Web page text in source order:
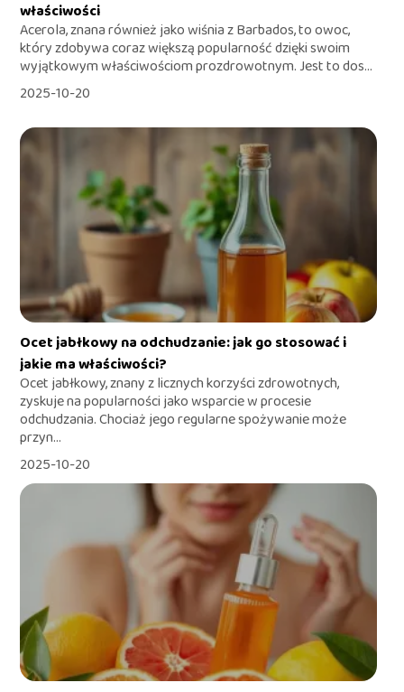
właściwości
Acerola, znana również jako wiśnia z Barbados, to owoc,
który zdobywa coraz większą popularność dzięki swoim
wyjątkowym właściwościom prozdrowotnym. Jest to dos...
2025-10-20
Ocet jabłkowy na odchudzanie: jak go stosować i
jakie ma właściwości?
Ocet jabłkowy, znany z licznych korzyści zdrowotnych,
zyskuje na popularności jako wsparcie w procesie
odchudzania. Chociaż jego regularne spożywanie może
przyn...
2025-10-20